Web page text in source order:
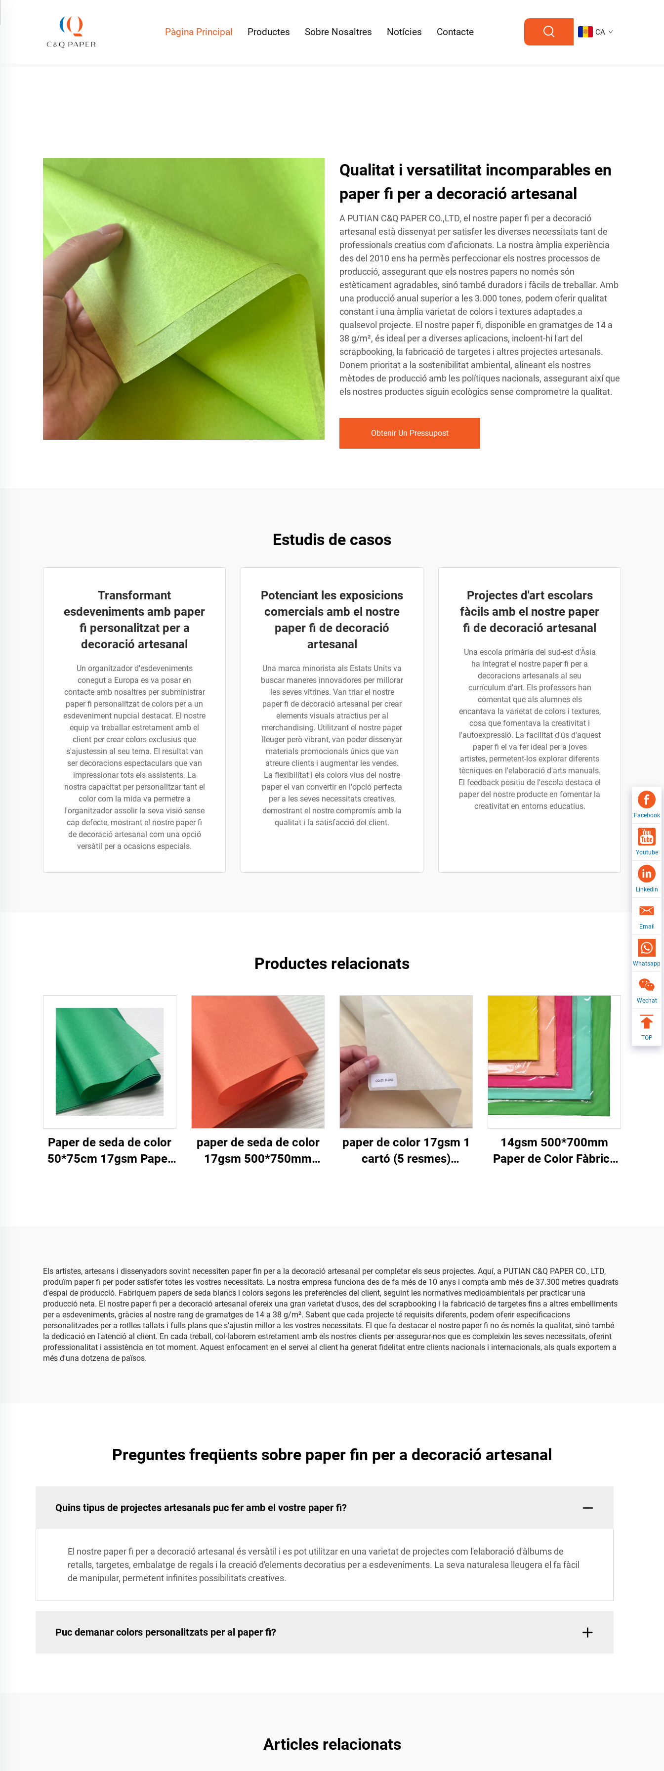
Pàgina Principal Productes Sobre Nosaltres Notícies Contacte CA
Qualitat i versatilitat incomparables en
paper fi per a decoració artesanal
A PUTIAN C&Q PAPER CO.,LTD, el nostre paper fi per a decoració
artesanal està dissenyat per satisfer les diverses necessitats tant de
professionals creatius com d'aficionats. La nostra àmplia experiència
des del 2010 ens ha permès perfeccionar els nostres processos de
producció, assegurant que els nostres papers no només són
estèticament agradables, sinó també duradors i fàcils de treballar. Amb
una producció anual superior a les 3.000 tones, podem oferir qualitat
constant i una àmplia varietat de colors i textures adaptades a
qualsevol projecte. El nostre paper fi, disponible en gramatges de 14 a
38 g/m², és ideal per a diverses aplicacions, incloent-hi l'art del
scrapbooking, la fabricació de targetes i altres projectes artesanals.
Donem prioritat a la sostenibilitat ambiental, alineant els nostres
mètodes de producció amb les polítiques nacionals, assegurant així que
els nostres productes siguin ecològics sense comprometre la qualitat.
Obtenir Un Pressupost
Estudis de casos
Transformant
esdeveniments amb paper
fi personalitzat per a
decoració artesanal
Un organitzador d'esdeveniments
conegut a Europa es va posar en
contacte amb nosaltres per subministrar
paper fi personalitzat de colors per a un
esdeveniment nupcial destacat. El nostre
equip va treballar estretament amb el
client per crear colors exclusius que
s'ajustessin al seu tema. El resultat van
ser decoracions espectaculars que van
impressionar tots els assistents. La
nostra capacitat per personalitzar tant el
color com la mida va permetre a
l'organitzador assolir la seva visió sense
cap defecte, mostrant el nostre paper fi
de decoració artesanal com una opció
versàtil per a ocasions especials.
Potenciant les exposicions
comercials amb el nostre
paper fi de decoració
artesanal
Una marca minorista als Estats Units va
buscar maneres innovadores per millorar
les seves vitrines. Van triar el nostre
paper fi de decoració artesanal per crear
elements visuals atractius per al
merchandising. Utilitzant el nostre paper
lleuger però vibrant, van poder dissenyar
materials promocionals únics que van
atreure clients i augmentar les vendes.
La flexibilitat i els colors vius del nostre
paper el van convertir en l'opció perfecta
per a les seves necessitats creatives,
demostrant el nostre compromís amb la
qualitat i la satisfacció del client.
Projectes d'art escolars
fàcils amb el nostre paper
fi de decoració artesanal
Una escola primària del sud-est d'Àsia
ha integrat el nostre paper fi per a
decoracions artesanals al seu
currículum d'art. Els professors han
comentat que als alumnes els
encantava la varietat de colors i textures,
cosa que fomentava la creativitat i
l'autoexpressió. La facilitat d'ús d'aquest
paper fi el va fer ideal per a joves
artistes, permetent-los explorar diferents
tècniques en l'elaboració d'arts manuals.
El feedback positiu de l'escola destaca el
paper del nostre producte en fomentar la
creativitat en entorns educatius.
Productes relacionats
Paper de seda de color
50*75cm 17gsm Paper
paper de seda de color
17gsm 500*750mm
paper de color 17gsm 1
cartó (5 resmes)
14gsm 500*700mm
Paper de Color Fàbrica
Els artistes, artesans i dissenyadors sovint necessiten paper fin per a la decoració artesanal per completar els seus projectes. Aquí, a PUTIAN C&Q PAPER CO., LTD,
produïm paper fi per poder satisfer totes les vostres necessitats. La nostra empresa funciona des de fa més de 10 anys i compta amb més de 37.300 metres quadrats
d'espai de producció. Fabriquem papers de seda blancs i colors segons les preferències del client, seguint les normatives medioambientals per practicar una
producció neta. El nostre paper fi per a decoració artesanal ofereix una gran varietat d'usos, des del scrapbooking i la fabricació de targetes fins a altres embelliments
per a esdeveniments, gràcies al nostre rang de gramatges de 14 a 38 g/m². Sabent que cada projecte té requisits diferents, podem oferir especificacions
personalitzades per a rotlles tallats i fulls plans que s'ajustin millor a les vostres necessitats. El que fa destacar el nostre paper fi no és només la qualitat, sinó també
la dedicació en l'atenció al client. En cada treball, col·laborem estretament amb els nostres clients per assegurar-nos que es compleixin les seves necessitats, oferint
professionalitat i assistència en tot moment. Aquest enfocament en el servei al client ha generat fidelitat entre clients nacionals i internacionals, als quals exportem a
més d'una dotzena de països.
Preguntes freqüents sobre paper fin per a decoració artesanal
Quins tipus de projectes artesanals puc fer amb el vostre paper fi?
El nostre paper fi per a decoració artesanal és versàtil i es pot utilitzar en una varietat de projectes com l'elaboració d'àlbums de
retalls, targetes, embalatge de regals i la creació d'elements decoratius per a esdeveniments. La seva naturalesa lleugera el fa fàcil
de manipular, permetent infinites possibilitats creatives.
Puc demanar colors personalitzats per al paper fi?
Articles relacionats
Facebook
Youtube
Linkedin
Email
Whatsapp
Wechat
TOP